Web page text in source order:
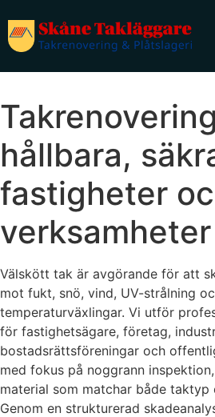
hållbara,
fastigheter
verksamheter
Välskött tak är avgörande för att
mot fukt, snö, vind, UV-strålning
temperaturväxlingar. Vi utför
för fastighetsägare, företag,
bostadsrättsföreningar och
med fokus på noggrann
material som matchar både taktyp
Genom en strukturerad